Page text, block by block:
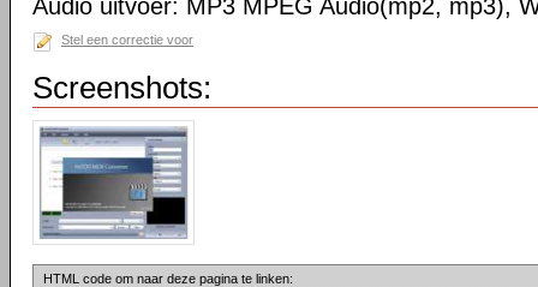
Audio uitvoer: MP3 MPEG Audio(mp2, mp3),
Stel een correctie voor
Screenshots:
HTML code om naar deze pagina te linken: